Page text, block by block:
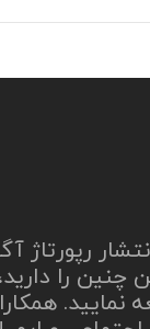
رپورتاژ
چنین را
نمایید.